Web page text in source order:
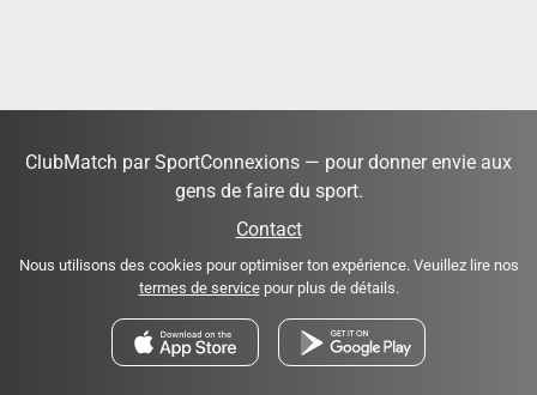
ClubMatch par SportConnexions — pour donner envie aux
gens de faire du sport.
Contact
Nous utilisons des cookies pour optimiser ton expérience. Veuillez lire nos
termes de servicepour plus de détails.